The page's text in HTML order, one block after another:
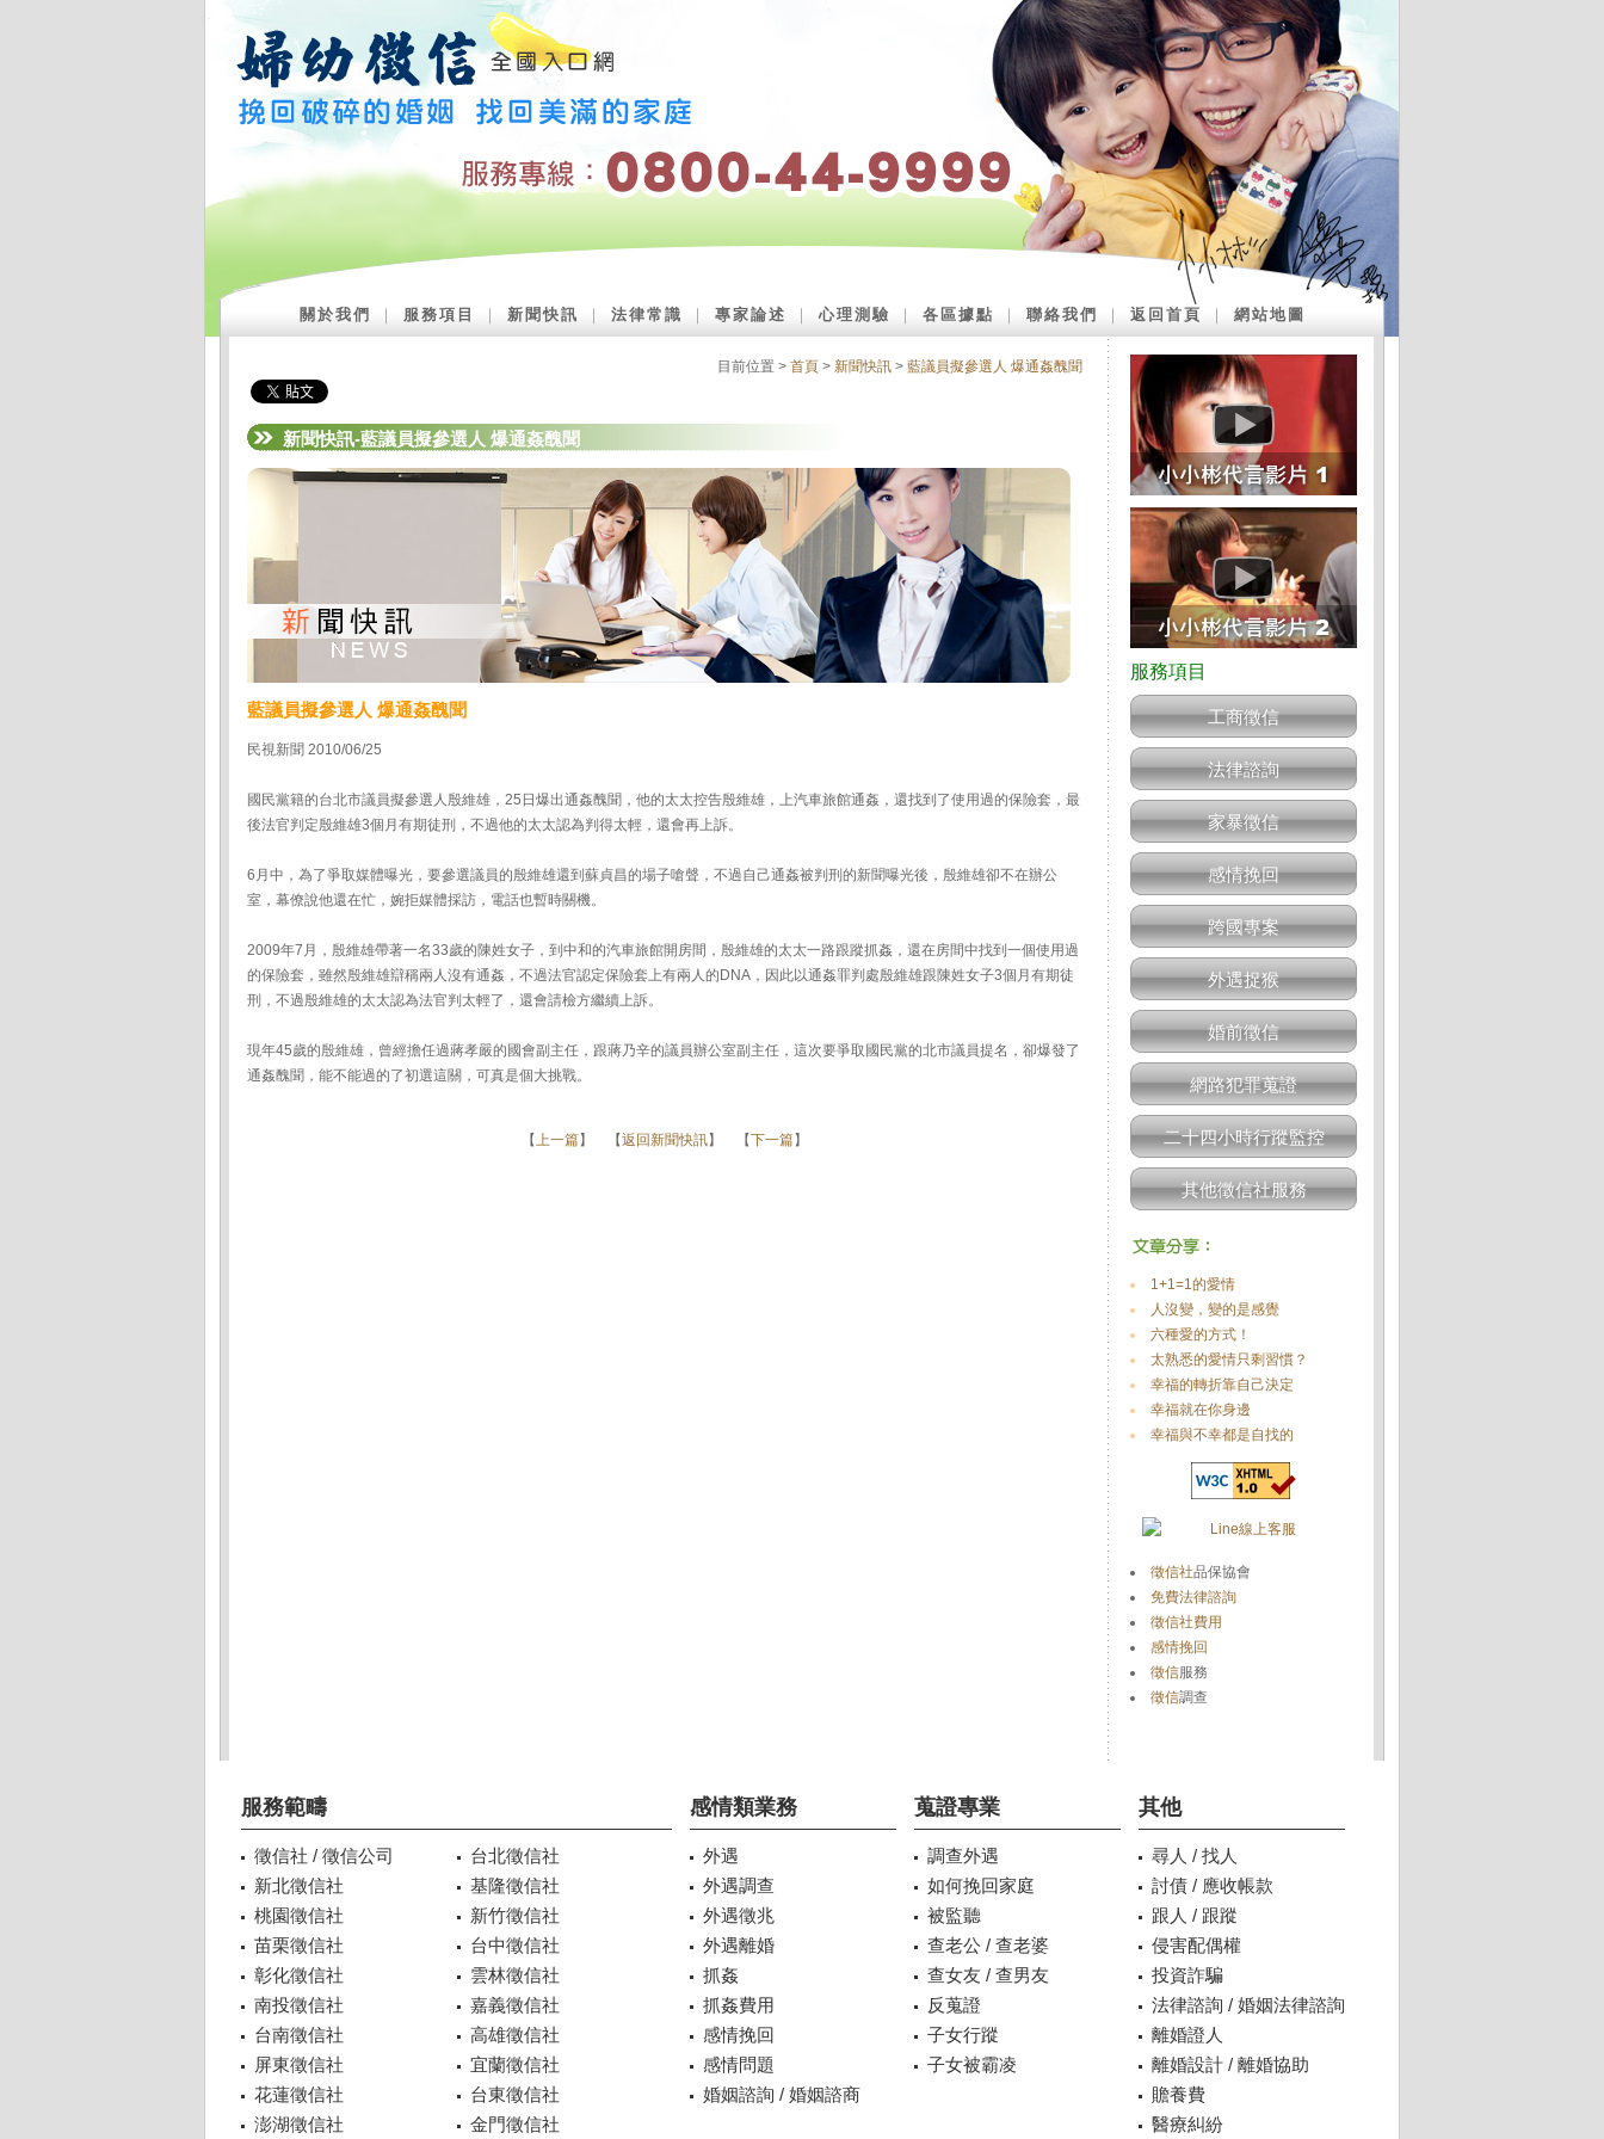
關於我們 服務項目 新聞快訊 法律常識 專家論述 ｜心理測驗 各區據點 聯絡我們 返回首頁 網站地圖
目前位置 > 首頁 > 新聞快訊 > 藍議員擬參選人 爆通姦醜聞
新聞快訊-藍議員擬參選人 爆通姦醜聞
藍議員擬參選人 爆通姦醜聞
民視新聞 2010/06/25
國民黨籍的台北市議員擬參選人殷維雄，25日爆出通姦醜聞，他的太太控告殷維雄，上汽車旅館通姦，還找到了使用過的保險套，最
後法官判定殷維雄3個月有期徒刑，不過他的太太認為判得太輕，還會再上訴。
6月中，為了爭取媒體曝光，要參選議員的殷維雄還到蘇貞昌的場子嗆聲，不過自己通姦被判刑的新聞曝光後，殷維雄卻不在辦公
室，幕僚說他還在忙，婉拒媒體採訪，電話也暫時關機。
2009年7月，殷維雄帶著一名33歲的陳姓女子，到中和的汽車旅館開房間，殷維雄的太太一路跟蹤抓姦，還在房間中找到一個使用過
的保險套，雖然殷維雄辯稱兩人沒有通姦，不過法官認定保險套上有兩人的DNA，因此以通姦罪判處殷維雄跟陳姓女子3個月有期徒
刑，不過殷維雄的太太認為法官判太輕了，還會請檢方繼續上訴。
現年45歲的殷維雄，曾經擔任過蔣孝嚴的國會副主任，跟蔣乃辛的議員辦公室副主任，這次要爭取國民黨的北市議員提名，卻爆發了
通姦醜聞，能不能過的了初選這關，可真是個大挑戰。
【上一篇】 【返回新聞快訊】 【下一篇】
工商徵信
法律諮詢
家暴徵信
感情挽回
跨國專案
外遇捉猴
婚前徵信
網路犯罪蒐證
二十四小時行蹤監控
其他徵信社服務
1+1=1的愛情
人沒變，變的是感覺
六種愛的方式！
太熟悉的愛情只剩習慣？
幸福的轉折靠自己決定
幸福就在你身邊
幸福與不幸都是自找的
徵信社品保協會
免費法律諮詢
徵信社費用
感情挽回
徵信服務
徵信調查
服務範疇
徵信社 / 徵信公司
台北徵信社
新北徵信社
基隆徵信社
桃園徵信社
新竹徵信社
苗栗徵信社
台中徵信社
彰化徵信社
雲林徵信社
南投徵信社
嘉義徵信社
台南徵信社
高雄徵信社
屏東徵信社
宜蘭徵信社
花蓮徵信社
台東徵信社
澎湖徵信社
金門徵信社
感情類業務
外遇
外遇調查
外遇徵兆
外遇離婚
抓姦
抓姦費用
感情挽回
感情問題
婚姻諮詢 / 婚姻諮商
蒐證專業
調查外遇
如何挽回家庭
被監聽
查老公 / 查老婆
查女友 / 查男友
反蒐證
子女行蹤
子女被霸凌
其他
尋人 / 找人
討債 / 應收帳款
跟人 / 跟蹤
侵害配偶權
投資詐騙
法律諮詢 / 婚姻法律諮詢
離婚證人
離婚設計 / 離婚協助
贍養費
醫療糾紛